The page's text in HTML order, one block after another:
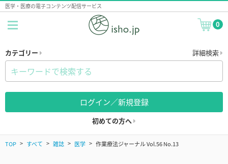
医学・医療の電子コンテンツ配信サービス
0
カテゴリー 詳細検索
ログイン／新規登録
初めての方へ
TOP すべて 雑誌 医学 作業療法ジャーナル Vol.56 No.13